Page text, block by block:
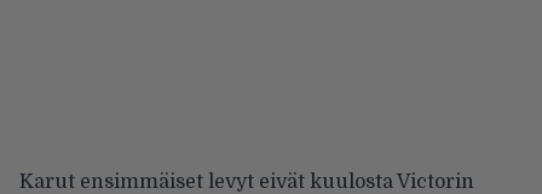
Karut ensimmäiset levyt eivät kuulosta Victorin